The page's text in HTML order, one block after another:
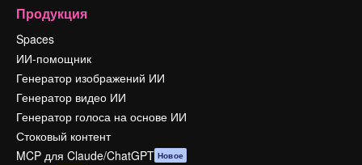
Продукция
Spaces
ИИ-помощник
Генератор изображений ИИ
Генератор видео ИИ
Генератор голоса на основе ИИ
Стоковый контент
MCP для Claude/ChatGPT Новое